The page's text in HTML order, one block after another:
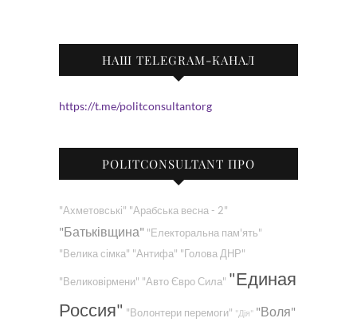
НАШ TELEGRAM-КАНАЛ
https://t.me/politconsultantorg
POLITCONSULTANT ПРО
"Ахметовські" "Арабська весна - 2"
"Батьківщина" "Електоральна пам'ять"
"Велика сімка" "Антифа" "Голова ДНР"
"Великовірмени" "Авто Євро Сила" "Единая
Россия" "Волонтери перемоги" "Дія" "Воля"